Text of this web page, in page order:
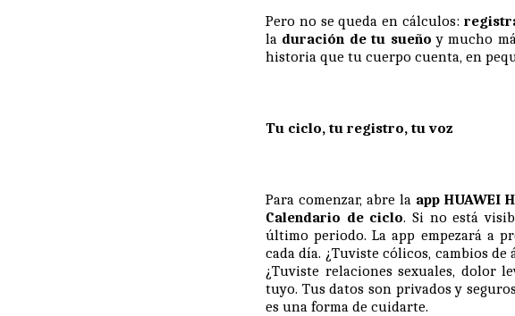
Pero no se queda en cálculos:
la duración de tu sueño y mucho
historia que tu cuerpo cuenta, en
Tu ciclo, tu registro, tu voz
Para comenzar, abre la app HUAWEI
Calendario de ciclo. Si no está
último periodo. La app empezará a
cada día. ¿Tuviste cólicos, cambios
¿Tuviste relaciones sexuales, dolor
tuyo. Tus datos son privados y
es una forma de cuidarte.